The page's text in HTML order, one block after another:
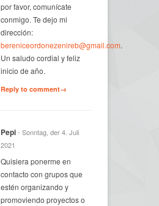
por favor, comunícate
conmigo. Te dejo mi
dirección:
bereniceordonezenireb@gmail.com.
Un saludo cordial y feliz
inicio de año.
Reply to comment→
Pepi- Sonntag, der 4. Juli
2021
Quisiera ponerme en
contacto con grupos que
estén organizando y
promoviendo proyectos o